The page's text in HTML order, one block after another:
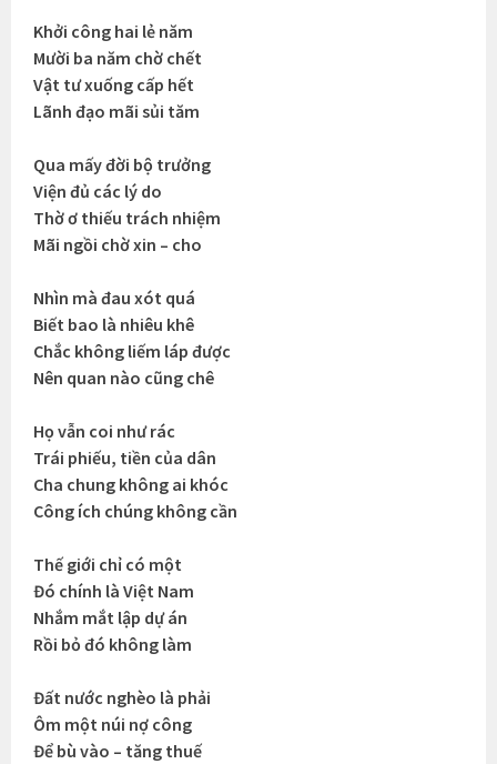
Khởi công hai lẻ năm
Mười ba năm chờ chết
Vật tư xuống cấp hết
Lãnh đạo mãi sủi tăm
Qua mấy đời bộ trưởng
Viện đủ các lý do
Thờ ơ thiếu trách nhiệm
Mãi ngồi chờ xin – cho
Nhìn mà đau xót quá
Biết bao là nhiêu khê
Chắc không liếm láp được
Nên quan nào cũng chê
Họ vẫn coi như rác
Trái phiếu, tiền của dân
Cha chung không ai khóc
Công ích chúng không cần
Thế giới chỉ có một
Đó chính là Việt Nam
Nhắm mắt lập dự án
Rồi bỏ đó không làm
Đất nước nghèo là phải
Ôm một núi nợ công
Để bù vào – tăng thuế